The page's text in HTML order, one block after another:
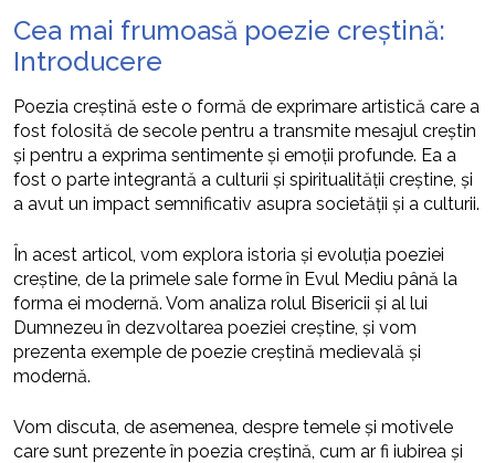
Cea mai frumoasă poezie creștină:
Introducere
Poezia creștină este o formă de exprimare artistică care a
fost folosită de secole pentru a transmite mesajul creștin
și pentru a exprima sentimente și emoții profunde. Ea a
fost o parte integrantă a culturii și spiritualității creștine, și
a avut un impact semnificativ asupra societății și a culturii.
În acest articol, vom explora istoria și evoluția poeziei
creștine, de la primele sale forme în Evul Mediu până la
forma ei modernă. Vom analiza rolul Bisericii și al lui
Dumnezeu în dezvoltarea poeziei creștine, și vom
prezenta exemple de poezie creștină medievală și
modernă.
Vom discuta, de asemenea, despre temele și motivele
care sunt prezente în poezia creștină, cum ar fi iubirea și